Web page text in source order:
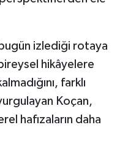
bugün izlediği rotaya
hikâyelere
farklı
Koçan,
hafızaların daha